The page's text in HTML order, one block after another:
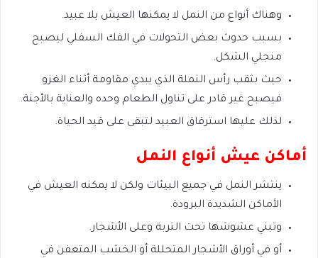
وهناك أنواع من النمل لا يمكنها العيش بلا عبيد.
بسبب حدوث بعض التحولات في الفك السفلي ليصبح
منجلي الشكل.
حيث بثقب رأس النملة الذي يبدي مقاومة أثناء الغزو
فيصبح غير قادر على تناول الطعام وحده والعناية بالأجنة.
لذلك عليها استرقاق العبيد لتبقى على قيد الحياة.
أماكن عيش أنواع النمل
ينتشر النمل في جميع البيئات ولكن لا يمكنه العيش في
الأماكن الشديدة البرودة.
وتبني عشوشها تحت التربة وعلى الأشجار.
أو في أوراق الأشجار المتحللة أو الخشب المتعفن في